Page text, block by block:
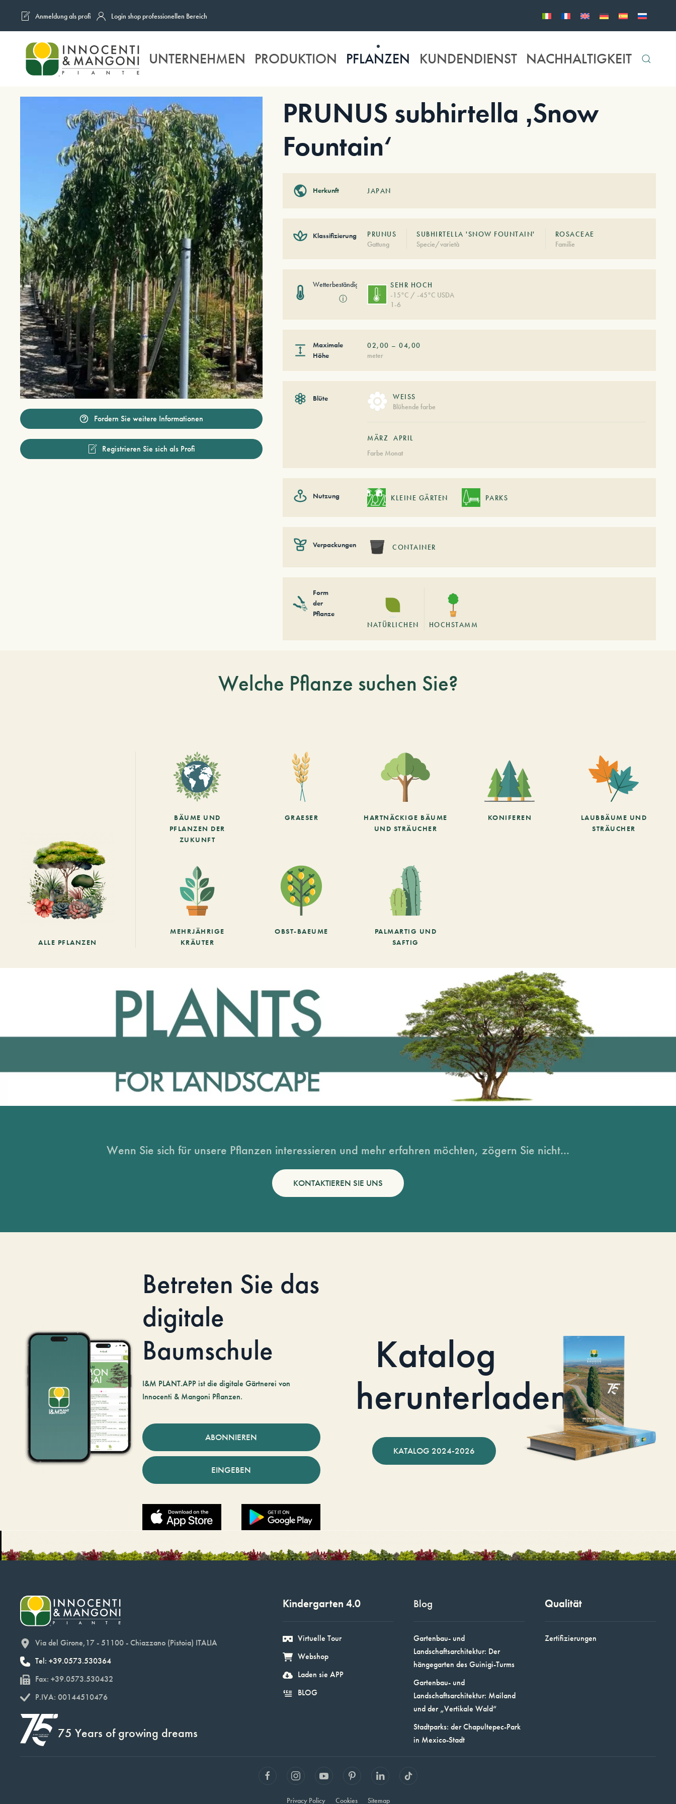
Skip to main content
Anmeldung als profi Login shop professionellen Bereich
UNTERNEHMEN PRODUKTION PFLANZEN KUNDENDIENST NACHHALTIGKEIT
Fordern Sie weitere Informationen
Registrieren Sie sich als Profi
PRUNUS subhirtella ‚Snow
Fountain‘
Herkunft JAPAN
Klassifizierung
PRUNUS
Gattung
SUBHIRTELLA 'SNOW FOUNTAIN'
Specie/varietà
ROSACEAE
Familie
Wetterbeständigkeit
ⓘ
SEHR HOCH
-15°C / -45°C USDA
1-6
Maximale
Höhe
02,00 –04,00
meter
Blüte
WEISS
Blühende farbe
MÄRZ
APRIL
Farbe Monat
Nutzung KLEINE GÄRTEN PARKS
Verpackungen CONTAINER
Form
der
Pflanze
NATÜRLICHEN
HOCHSTAMM
Welche Pflanze suchen Sie?
ALLE PFLANZEN
BÄUME UND
PFLANZEN DER
ZUKUNFT
GRAESER
HARTNÄCKIGE BÄUME
UND STRÄUCHER
KONIFEREN
LAUBBÄUME UND
STRÄUCHER
MEHRJÄHRIGE
KRÄUTER
OBST-BAEUME
PALMARTIG UND
SAFTIG
Wenn Sie sich für unsere Pflanzen interessieren und mehr erfahren möchten, zögern Sie nicht...
KONTAKTIEREN SIE UNS
Betreten Sie das
digitale
Baumschule
I&M PLANT.APP ist die digitale Gärtnerei von
Innocenti & Mangoni Pflanzen.
ABONNIEREN
EINGEBEN
Katalog
herunterladen
KATALOG 2024-2026
Via del Girone,17 - 51100 - Chiazzano (Pistoia) ITALIA
Tel: +39.0573.530364
Fax: +39.0573.530432
P.IVA: 00144510476
75 Years of growing dreams
Kindergarten 4.0
Virtuelle Tour
Webshop
Laden sie APP
BLOG
Blog
Gartenbau- und
Landschaftsarchitektur: Der
hängegarten des Guinigi-Turms
Gartenbau- und
Landschaftsarchitektur: Mailand
und der „Vertikale Wald“
Stadtparks: der Chapultepec-Park
in Mexico-Stadt
Qualität
Zertifizierungen
Privacy Policy Cookies Sitemap